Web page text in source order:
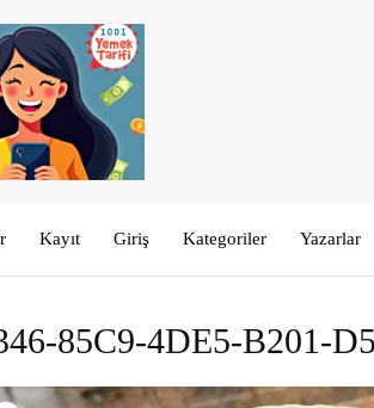
Kayıt Giriş Kategoriler Yazarlar
85C9-4DE5-B201-